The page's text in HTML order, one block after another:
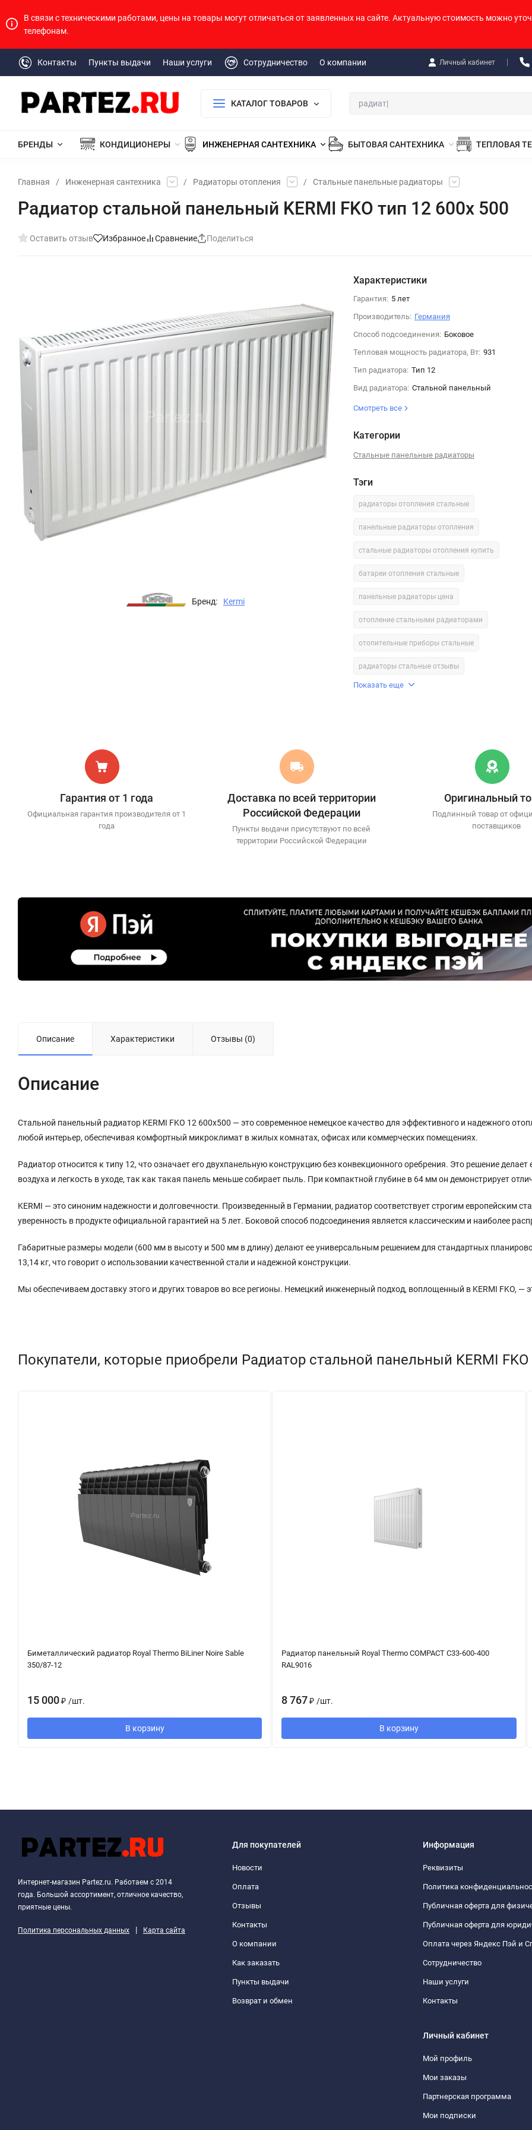
В связи с техническими работами, цены на товары могут отличаться от заявленных на сайте. Актуальную стоимость можно
телефонам.
Контакты Пункты выдачи Наши услуги Сотрудничество О компании Личный кабинет
КАТАЛОГ ТОВАРОВ
БРЕНДЫ КОНДИЦИОНЕРЫ ИНЖЕНЕРНАЯ САНТЕХНИКА БЫТОВАЯ САНТЕХНИКА ТЕПЛОВАЯ
Главная / Инженерная сантехника / Радиаторы отопления / Стальные панельные радиаторы
Радиатор стальной панельный KERMI FKO тип 12 600х 500
Оставить отзыв Избранное Сравнение Поделиться
Бренд: Kermi
Характеристики
Гарантия: 5 лет
Производитель: Германия
Способ подсоединения: Боковое
Тепловая мощность радиатора, Вт: 931
Тип радиатора: Тип 12
Вид радиатора: Стальной панельный
Смотреть все
Категории
Стальные панельные радиаторы
Тэги
радиаторы отопления стальные
панельные радиаторы отопления
стальные радиаторы отопления купить
батареи отопления стальные
панельные радиаторы цена
отопление стальными радиаторами
отопительные приборы стальные
радиаторы стальные отзывы
Показать еще
Гарантия от 1 года
Официальная гарантия производителя от 1
года
Доставка по всей территории
Российской Федерации
Пункты выдачи присутствуют по всей
территории Российской Федерации
Оригинальный
Подлинный товар от
поставщиков
Описание Характеристики Отзывы (0)
Описание
Стальной панельный радиатор KERMI FKO 12 600x500 — это современное немецкое качество для эффективного и надежного
любой интерьер, обеспечивая комфортный микроклимат в жилых комнатах, офисах или коммерческих помещениях.
Радиатор относится к типу 12, что означает его двухпанельную конструкцию без конвекционного оребрения. Это решение
воздуха и легкость в уходе, так как такая панель меньше собирает пыль. При компактной глубине в 64 мм он демонстрирует
KERMI — это синоним надежности и долговечности. Произведенный в Германии, радиатор соответствует строгим европейским
уверенность в продукте официальной гарантией на 5 лет. Боковой способ подсоединения является классическим и наиболее
Габаритные размеры модели (600 мм в высоту и 500 мм в длину) делают ее универсальным решением для стандартных
13,14 кг, что говорит о использовании качественной стали и надежной конструкции.
Мы обеспечиваем доставку этого и других товаров во все регионы. Немецкий инженерный подход, воплощенный в KERMI FKO, —
Покупатели, которые приобрели Радиатор стальной панельный KERMI
Биметаллический радиатор Royal Thermo BiLiner Noire Sable
350/87-12
15 000₽ /шт.
В корзину
Радиатор панельный Royal Thermo COMPACT C33-600-400
RAL9016
8 767 ₽ /шт.
В корзину
Интернет-магазин Partez.ru. Работаем с 2014
года. Большой ассортимент, отличное качество,
приятные цены.
Политика персональных данных | Карта сайта
Для покупателей
Новости
Оплата
Отзывы
Контакты
О компании
Как заказать
Пункты выдачи
Возврат и обмен
Информация
Реквизиты
Политика
Публичная оферта для
Публичная оферта для
Оплата через Яндекс Пэй и
Сотрудничество
Наши услуги
Контакты
Личный кабинет
Мой профиль
Мои заказы
Партнерская программа
Мои подписки